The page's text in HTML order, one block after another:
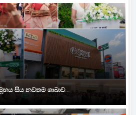
සිය නවතම ශාඛාව...